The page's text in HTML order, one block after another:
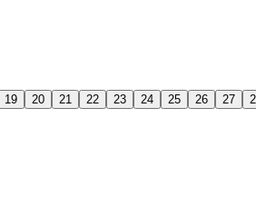
19 20 21 22 23 24 25 26 27